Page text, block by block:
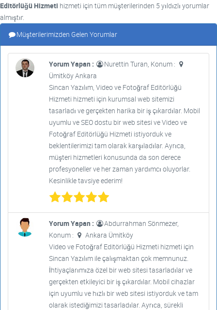
Editörlüğü Hizmeti hizmeti için tüm müşterilerinden 5 yıldızlı yorumlar
almıştır.
Müşterilerimizden Gelen Yorumlar
Yorum Yapan :
Nurettin Turan, Konum :
Ümitköy Ankara
Sincan Yazılım, Video ve Fotoğraf Editörlüğü
Hizmeti hizmeti için kurumsal web sitemizi
tasarladı ve gerçekten harika bir iş çıkardılar. Mobil
uyumlu ve SEO dostu bir web sitesi ve Video ve
Fotoğraf Editörlüğü Hizmeti istiyorduk ve
beklentilerimizi tam olarak karşıladılar. Ayrıca,
müşteri hizmetleri konusunda da son derece
profesyoneller ve her zaman yardımcı oluyorlar.
Kesinlikle tavsiye ederim!
Yorum Yapan :
Abdurrahman Sönmezer,
Konum :
Ankara Ümitköy
Video ve Fotoğraf Editörlüğü Hizmeti hizmeti için
Sincan Yazılım ile çalışmaktan çok memnunuz.
İhtiyaçlarımıza özel bir web sitesi tasarladılar ve
gerçekten etkileyici bir iş çıkardılar. Mobil cihazlar
için uyumlu ve hızlı bir web sitesi istiyorduk ve tam
olarak istediğimizi tasarladılar. Ayrıca, sürekli